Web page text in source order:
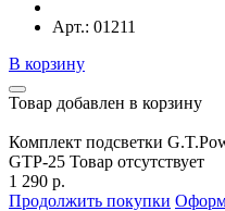
Арт.: 01211
В корзину
Товар добавлен в корзину
Комплект подсветки
GTP-25 Товар отсутствует
1 290 р.
Продолжить покупки